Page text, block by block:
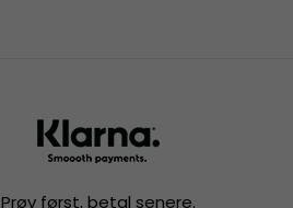
Prøv først, betal senere.